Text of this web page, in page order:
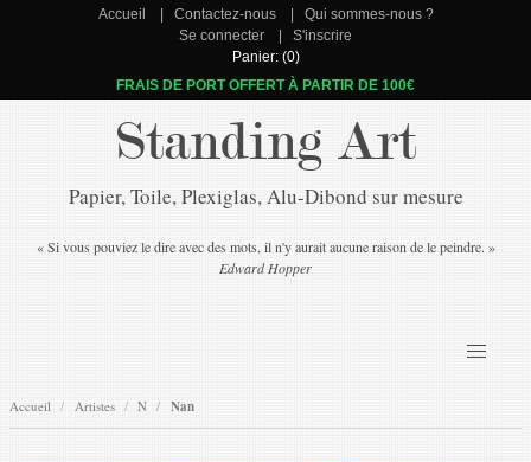
Accueil Contactez-nous
Qui sommes-nous ?
Se connecter
S'inscrire
Panier: (0)
FRAIS DE PORT OFFERT À PARTIR DE 100€
Standing Art
Papier, Toile, Plexiglas, Alu-Dibond sur mesure
« Si vous pouviez le dire avec des mots, il n'y aurait aucune raison de le peindre. »
Edward Hopper
Accueil Artistes N Nan